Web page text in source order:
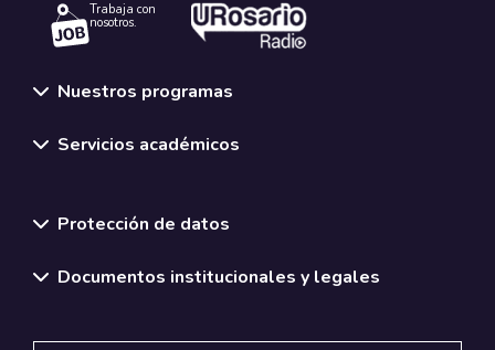
Trabaja con
nosotros.
Nuestros programas
Servicios académicos
Protección de datos
Documentos institucionales y legales